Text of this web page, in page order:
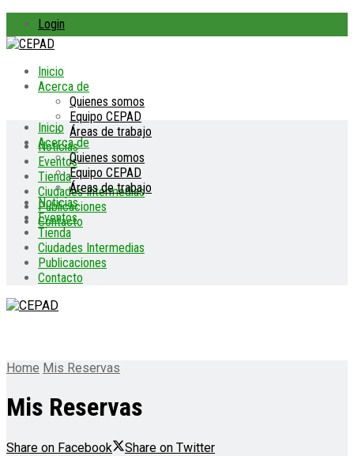
Login
Inicio
Acerca de
Quienes somos
Equipo CEPAD
Áreas de trabajo
Noticias
Eventos
Tienda
Ciudades Intermedias
Publicaciones
Contacto
Inicio
Acerca de
Quienes somos
Equipo CEPAD
Áreas de trabajo
Noticias
Eventos
Tienda
Ciudades Intermedias
Publicaciones
Contacto
Home Mis Reservas
Mis Reservas
Share on Facebook Share on Twitter